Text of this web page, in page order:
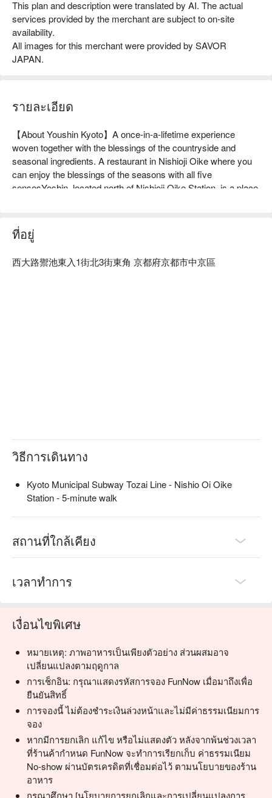
This plan and description were translated by AI. The actual
services provided by the merchant are subject to on-site
availability.
All images for this merchant were provided by SAVOR
JAPAN.
รายละเอียด
【About Youshin Kyoto】A once-in-a-lifetime experience
woven together with the blessings of the countryside and
seasonal ingredients. A restaurant in Nishioji Oike where you
can enjoy the blessings of the seasons with all five
sensesYoshin, located north of Nishioji Oike Station, is a place
your senses. The owner himself visits the countryside and
speaks to the producers, carefully selecting ingredients every
now." By incorporating seasonal ingredients and a variety of
ที่อยู่
西大路禦池東入1街北3街東角 京都府京都市中京區
วิธีการเดินทาง
Kyoto Municipal Subway Tozai Line - Nishio Oi Oike
Station - 5-minute walk
สถานที่ใกล้เคียง
เวลาทำการ
เงื่อนไขพิเศษ
หมายเหตุ: ภาพอาหารเป็นเพียงตัวอย่าง ส่วนผสมอาจ
เปลี่ยนแปลงตามฤดูกาล
การเช็กอิน: กรุณาแสดงรหัสการจอง FunNow เมื่อมาถึงเพื่อ
ยืนยันสิทธิ์
การจองนี้ ไม่ต้องชำระเงินล่วงหน้าและไม่มีค่าธรรมเนียมการ
จอง
หากมีการยกเลิก แก้ไข หรือไม่แสดงตัว หลังจากพ้นช่วงเวลา
ที่ร้านค้ากำหนด FunNow จะทำการเรียกเก็บ ค่าธรรมเนียม
No-show ผ่านบัตรเครดิตที่เชื่อมต่อไว้ ตามนโยบายของร้าน
อาหาร
กรุณาศึกษา [นโยบายการยกเลิกและการเปลี่ยนแปลงการ